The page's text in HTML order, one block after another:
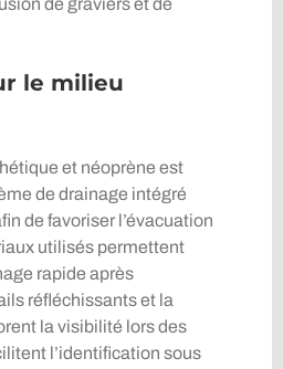
de graviers et de
le milieu
et néoprène est
de drainage intégré
de favoriser l’évacuation
utilisés permettent
rapide après
réfléchissants et la
la visibilité lors des
l’identification sous